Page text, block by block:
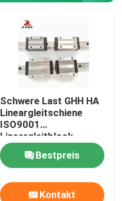
Schwere Last GHH HA
Lineargleitschiene
ISO9001
Lineargleitblock
Bestpreis
Kontakt